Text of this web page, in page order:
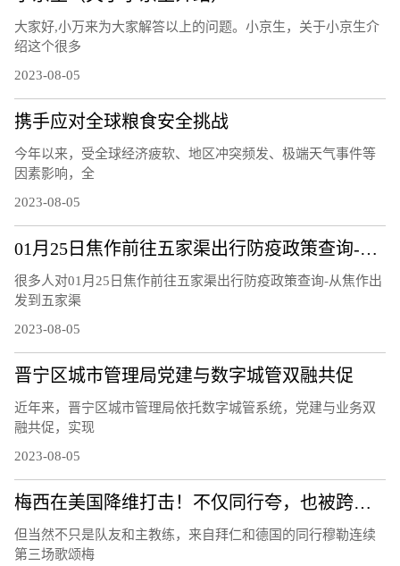
大家好,小万来为大家解答以上的问题。小京生，关于小京生介
绍这个很多
2023-08-05
携手应对全球粮食安全挑战
今年以来，受全球经济疲软、地区冲突频发、极端天气事件等
因素影响，全
2023-08-05
01月25日焦作前往五家渠出行防疫政策查询-从焦作出发到五家渠的防疫政策
很多人对01月25日焦作前往五家渠出行防疫政策查询-从焦作出
发到五家渠
2023-08-05
晋宁区城市管理局党建与数字城管双融共促
近年来，晋宁区城市管理局依托数字城管系统，党建与业务双
融共促，实现
2023-08-05
梅西在美国降维打击！不仅同行夸，也被跨界名人们歌颂！
但当然不只是队友和主教练，来自拜仁和德国的同行穆勒连续
第三场歌颂梅